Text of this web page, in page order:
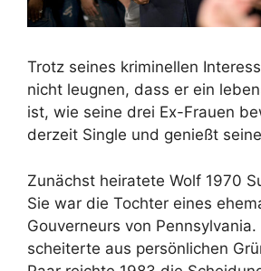
Trotz seines kriminellen
nicht leugnen, dass er ein
ist, wie seine drei Ex-Frauen
derzeit Single und genießt
Zunächst heiratete Wolf 1970
Sie war die Tochter eines
Gouverneurs von Pennsylvania.
scheiterte aus persönlichen